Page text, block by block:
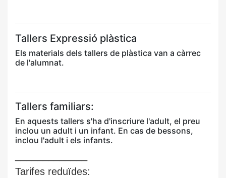
Tallers Expressió plàstica
Els materials dels tallers de plàstica van a càrrec
de l'alumnat.
Tallers familiars:
En aquests tallers s'ha d'inscriure l'adult, el preu
inclou un adult i un infant. En cas de bessons,
inclou l'adult i els infants.
Tarifes reduïdes: